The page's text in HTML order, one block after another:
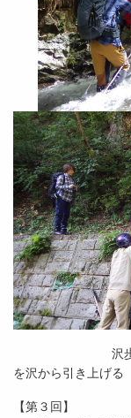
沢歩
を沢から引き上げる
【第３回】